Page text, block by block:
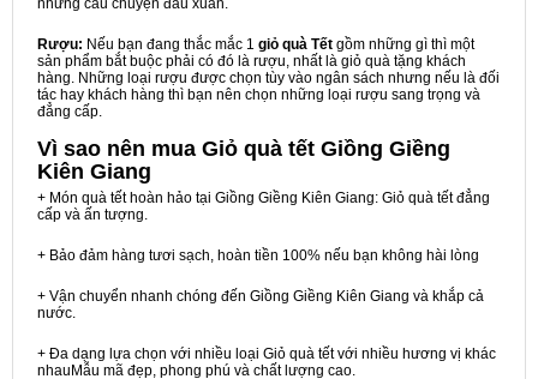
những câu chuyện đầu xuân.
Rượu: Nếu bạn đang thắc mắc 1 giỏ quà Tết gồm những gì thì một
sản phẩm bắt buộc phải có đó là rượu, nhất là giỏ quà tặng khách
hàng. Những loại rượu được chọn tùy vào ngân sách nhưng nếu là đối
tác hay khách hàng thì bạn nên chọn những loại rượu sang trọng và
đẳng cấp.
Vì sao nên mua Giỏ quà tết Giồng Giềng
Kiên Giang
+ Món quà tết hoàn hảo tại Giồng Giềng Kiên Giang: Giỏ quà tết đẳng
cấp và ấn tượng.
+ Bảo đảm hàng tươi sạch, hoàn tiền 100% nếu bạn không hài lòng
+ Vận chuyển nhanh chóng đến Giồng Giềng Kiên Giang và khắp cả
nước.
+ Đa dạng lựa chọn với nhiều loại Giỏ quà tết với nhiều hương vị khác
nhauMẫu mã đẹp, phong phú và chất lượng cao.